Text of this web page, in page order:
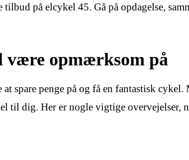
på elcykel 45. Gå på opdagelse,
være opmærksom på
spare penge på og få en fantastisk
til dig. Her er nogle vigtige overvejelser,